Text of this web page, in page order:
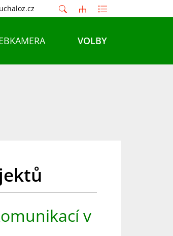
VOLBY
v